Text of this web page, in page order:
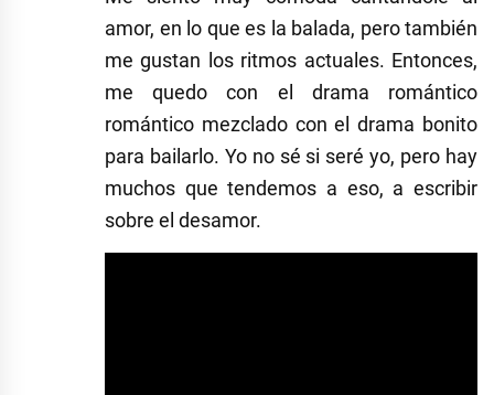
amor, en lo que es la balada, pero también
me gustan los ritmos actuales. Entonces,
me quedo con el drama romántico
romántico mezclado con el drama bonito
para bailarlo. Yo no sé si seré yo, pero hay
muchos que tendemos a eso, a escribir
sobre el desamor.